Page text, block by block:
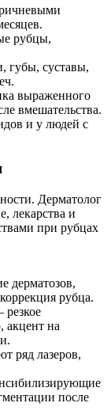
рубцы,
губы, суставы,
выраженного
вмешательства.
и у людей с
Дерматолог
лекарства и
при рубцах
дерматозов,
рубца.
акцент на
ряд лазеров,
после